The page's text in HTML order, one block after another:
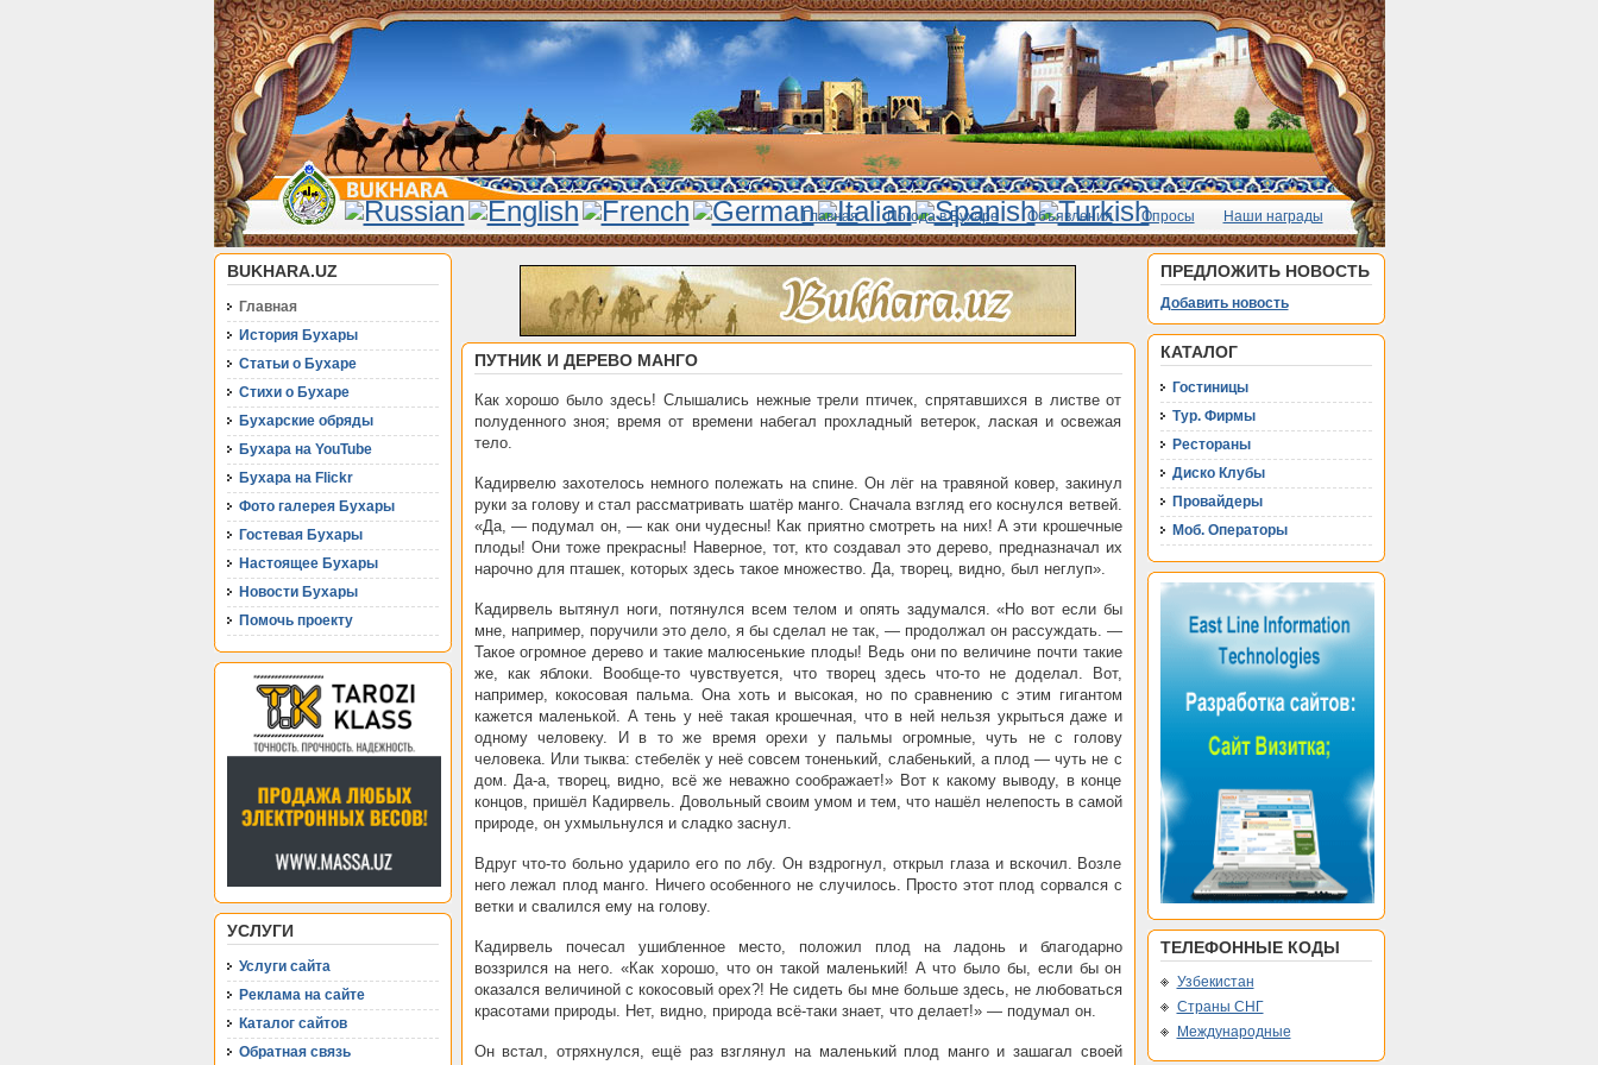
Главная Погода в Бухаре Объявления Опросы Наши награды
BUKHARA.UZ
Главная
История Бухары
Статьи о Бухаре
Стихи о Бухаре
Бухарские обряды
Бухара на YouTube
Бухара на Flickr
Фото галерея Бухары
Гостевая Бухары
Настоящее Бухары
Новости Бухары
Помочь проекту
УСЛУГИ
Услуги сайта
Реклама на сайте
Каталог сайтов
Обратная связь
ПУТНИК И ДЕРЕВО МАНГО
Как хорошо было здесь! Слышались нежные трели птичек, спрятавшихся в листве от
полуденного зноя; время от времени набегал прохладный ветерок, лаская и освежая
тело.
Кадирвелю захотелось немного полежать на спине. Он лёг на травяной ковер, закинул
руки за голову и стал рассматривать шатёр манго. Сначала взгляд его коснулся ветвей.
«Да, — подумал он, — как они чудесны! Как приятно смотреть на них! А эти крошечные
плоды! Они тоже прекрасны! Наверное, тот, кто создавал это дерево, предназначал их
нарочно для пташек, которых здесь такое множество. Да, творец, видно, был неглуп».
Кадирвель вытянул ноги, потянулся всем телом и опять задумался. «Но вот если бы
мне, например, поручили это дело, я бы сделал не так, — продолжал он рассуждать. —
Такое огромное дерево и такие малюсенькие плоды! Ведь они по величине почти такие
же, как яблоки. Вообще-то чувствуется, что творец здесь что-то не доделал. Вот,
например, кокосовая пальма. Она хоть и высокая, но по сравнению с этим гигантом
кажется маленькой. А тень у неё такая крошечная, что в ней нельзя укрыться даже и
одному человеку. И в то же время орехи у пальмы огромные, чуть не с голову
человека. Или тыква: стебелёк у неё совсем тоненький, слабенький, а плод — чуть не с
дом. Да-а, творец, видно, всё же неважно соображает!» Вот к какому выводу, в конце
концов, пришёл Кадирвель. Довольный своим умом и тем, что нашёл нелепость в самой
природе, он ухмыльнулся и сладко заснул.
Вдруг что-то больно ударило его по лбу. Он вздрогнул, открыл глаза и вскочил. Возле
него лежал плод манго. Ничего особенного не случилось. Просто этот плод сорвался с
ветки и свалился ему на голову.
Кадирвель почесал ушибленное место, положил плод на ладонь и благодарно
воззрился на него. «Как хорошо, что он такой маленький! А что было бы, если бы он
оказался величиной с кокосовый орех?! Не сидеть бы мне больше здесь, не любоваться
красотами природы. Нет, видно, природа всё-таки знает, что делает!» — подумал он.
Он встал, отряхнулся, ещё раз взглянул на маленький плод манго и зашагал своей
ПРЕДЛОЖИТЬ НОВОСТЬ
Добавить новость
КАТАЛОГ
Гостиницы
Тур. Фирмы
Рестораны
Диско Клубы
Провайдеры
Моб. Операторы
ТЕЛЕФОННЫЕ КОДЫ
Узбекистан
Страны СНГ
Международные